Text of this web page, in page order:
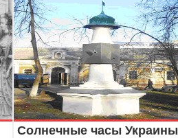
Солнечные часы Украины